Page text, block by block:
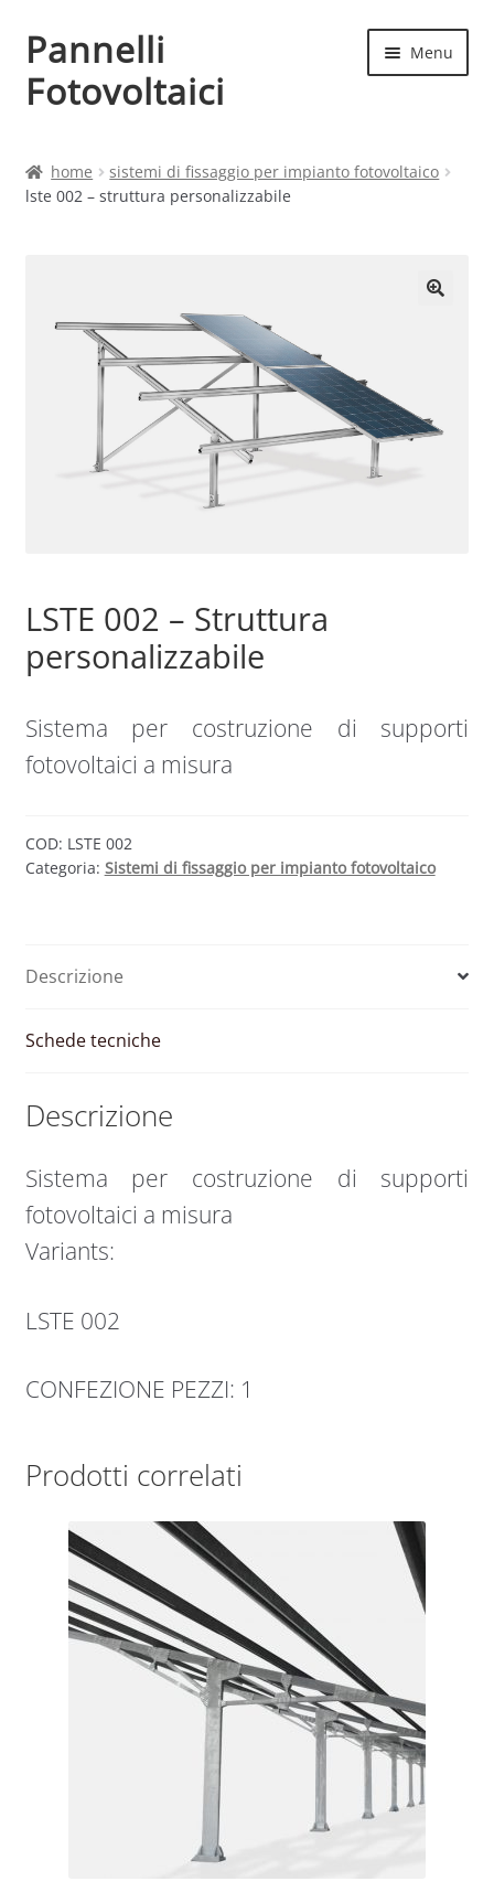
Vai
alla
navigazione
Vai
al
contenuto
Pannelli
Fotovoltaici
Menu
Cart
Chi siamo
My account
Shop
home
sistemi di fissaggio per impianto fotovoltaico
lste 002 – struttura personalizzabile
LSTE 002 – Struttura
personalizzabile
Sistema per costruzione di supporti
fotovoltaici a misura
COD: LSTE 002
Categoria: Sistemi di fissaggio per impianto fotovoltaico
Descrizione
Schede tecniche
Descrizione
Sistema per costruzione di supporti
fotovoltaici a misura
Variants:
LSTE 002
CONFEZIONE PEZZI: 1
Prodotti correlati